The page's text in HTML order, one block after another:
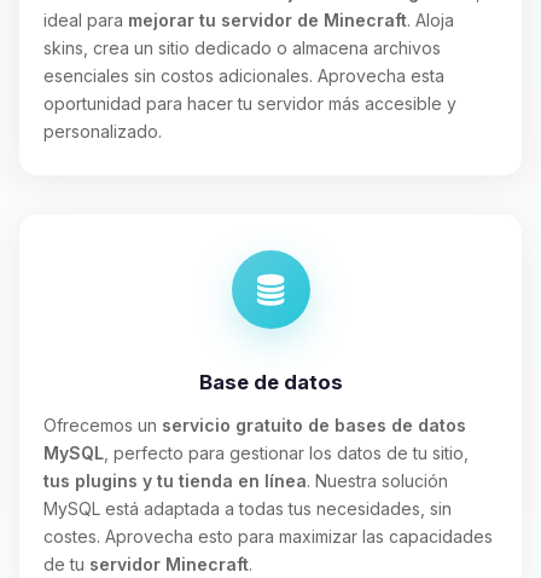
ideal para mejorar tu servidor de Minecraft. Aloja
skins, crea un sitio dedicado o almacena archivos
esenciales sin costos adicionales. Aprovecha esta
oportunidad para hacer tu servidor más accesible y
personalizado.
Base de datos
Ofrecemos un servicio gratuito de bases de datos
MySQL , perfecto para gestionar los datos de tu sitio,
tus plugins y tu tienda en línea. Nuestra solución
MySQL está adaptada a todas tus necesidades, sin
costes. Aprovecha esto para maximizar las capacidades
de tu servidor Minecraft.